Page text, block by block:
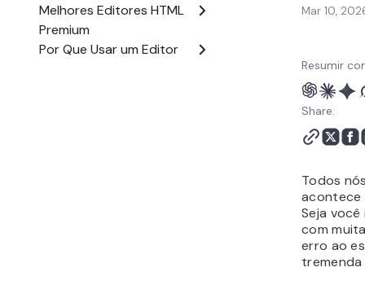
Melhores Editores HTML
Premium
Por Que Usar um Editor
Mar 10,
Resumir
Share:
Todos
acontece
Seja
com
erro ao